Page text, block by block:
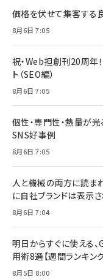
価格を伏せて集客する
8月6日 7:05
祝・Web担創刊20周年
ト（SEO編）
8月6日 7:05
個性・専門性・熱量が
SNS好事例
8月6日 7:05
人と機械の両方に読ま
に自社ブランドは表示
8月6日 7:04
明日からすぐに使え
用術8選【週間ランキング
8月5日 8:00